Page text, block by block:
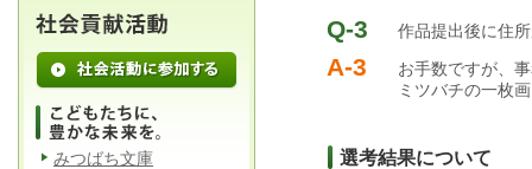
Q-3 作品提出後に住
A-3
お手数ですが、
ミツバチの一枚
選考結果について
みつばち文庫